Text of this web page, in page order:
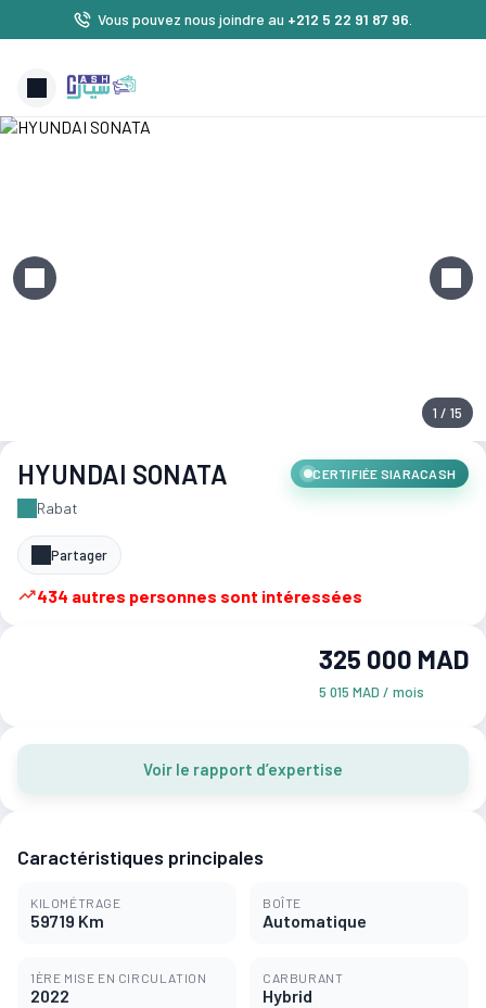
Vous pouvez nous joindre au +212 5 22 91 87 96
1 / 15
HYUNDAI SONATA CERTIFIÉE SIARACASH
Rabat
Partager
434 autres personnes sont intéressées
325 000 MAD
5 015 MAD / mois
Voir le rapport d’expertise
Caractéristiques principales
KILOMÉTRAGE
59719 Km
BOÎTE
Automatique
1ÈRE MISE EN CIRCULATION
2022
CARBURANT
Hybrid